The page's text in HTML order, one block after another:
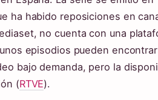
ha habido reposiciones en
no cuenta con una
episodios pueden
bajo demanda, pero la
(RTVE).